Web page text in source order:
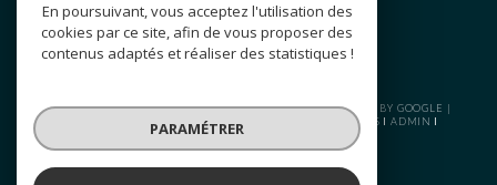
© 2026 | TOUS DROITS RÉSERVÉS | TRADUCTION POWERED BY GOOGLE |
NOS HONORAIRES MENTIONS LÉGALES
ADMIN
NOS LIENS
POLITIQUE RGPD COOKIES
En poursuivant, vous acceptez l'utilisation des
cookies par ce site, afin de vous proposer des
contenus adaptés et réaliser des statistiques !
PARAMÉTRER